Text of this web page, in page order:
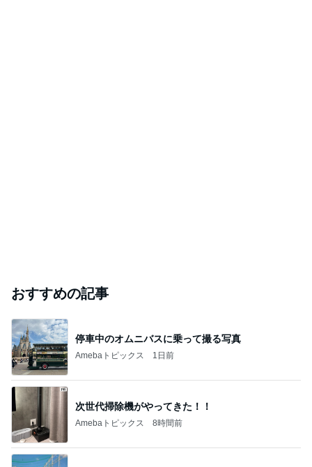
おすすめの記事
停車中のオムニバスに乗って撮る写真
Amebaトピックス 1日前
次世代掃除機がやってきた！！
Amebaトピックス 8時間前